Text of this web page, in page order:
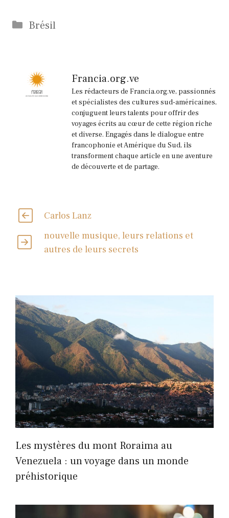
Catégories
Brésil
Francia.org.ve
Les rédacteurs de Francia.org.ve, passionnés
et spécialistes des cultures sud-américaines,
conjuguent leurs talents pour offrir des
voyages écrits au cœur de cette région riche
et diverse. Engagés dans le dialogue entre
francophonie et Amérique du Sud, ils
transforment chaque article en une aventure
de découverte et de partage.
Carlos Lanz
nouvelle musique, leurs relations et
autres de leurs secrets
Les mystères du mont Roraima au
Venezuela : un voyage dans un monde
préhistorique